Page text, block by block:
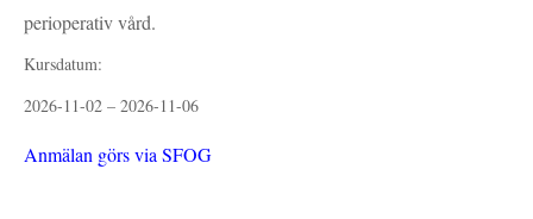
perioperativ vård.
Kursdatum:
2026-11-02 – 2026-11-06
Anmälan görs via SFOG